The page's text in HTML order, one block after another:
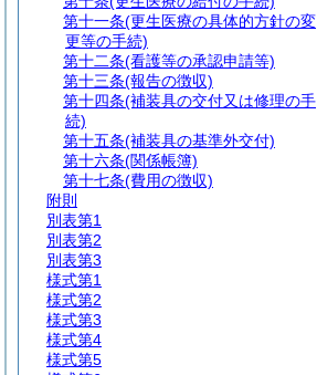
第十一条(更生医療の具体的方針の変
更等の手続)
第十二条(看護等の承認申請等)
第十三条(報告の徴収)
第十四条(補装具の交付又は修理の手
続)
第十五条(補装具の基準外交付)
第十六条(関係帳簿)
第十七条(費用の徴収)
附則
別表第1
別表第2
別表第3
様式第1
様式第2
様式第3
様式第4
様式第5